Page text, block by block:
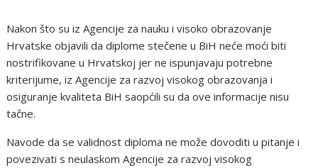
Nakon što su iz Agencije za nauku i visoko obrazovanje
Hrvatske objavili da diplome stečene u BiH neće moći biti
nostrifikovane u Hrvatskoj jer ne ispunjavaju potrebne
kriterijume, iz Agencije za razvoj visokog obrazovanja i
osiguranje kvaliteta BiH saopćili su da ove informacije nisu
tačne.
Navode da se validnost diploma ne može dovoditi u pitanje i
povezivati s neulaskom Agencije za razvoj visokog